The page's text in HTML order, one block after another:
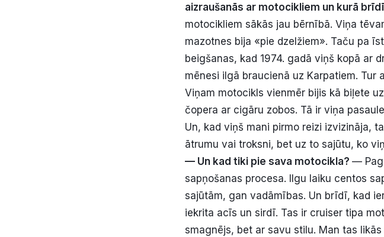
aizraušanās ar motocikliem un kurā
motocikliem sākās jau bērnībā. Viņa
mazotnes bija «pie dzelžiem». Taču pa
beigšanas, kad 1974. gadā viņš kopā
mēnesi ilgā braucienā uz Karpatiem.
Viņam motocikls vienmēr bijis kā biļete
čopera ar cigāru zobos. Tā ir viņa
Un, kad viņš mani pirmo reizi izvizināja,
ātrumu vai troksni, bet uz to sajūtu, ko
— Un kad tiki pie sava motocikla? —
sapņošanas procesa. Ilgu laiku centos
sajūtām, gan vadāmības. Un brīdī, kad
iekrita acīs un sirdī. Tas ir cruiser tipa
smagnējs, bet ar savu stilu. Man tas